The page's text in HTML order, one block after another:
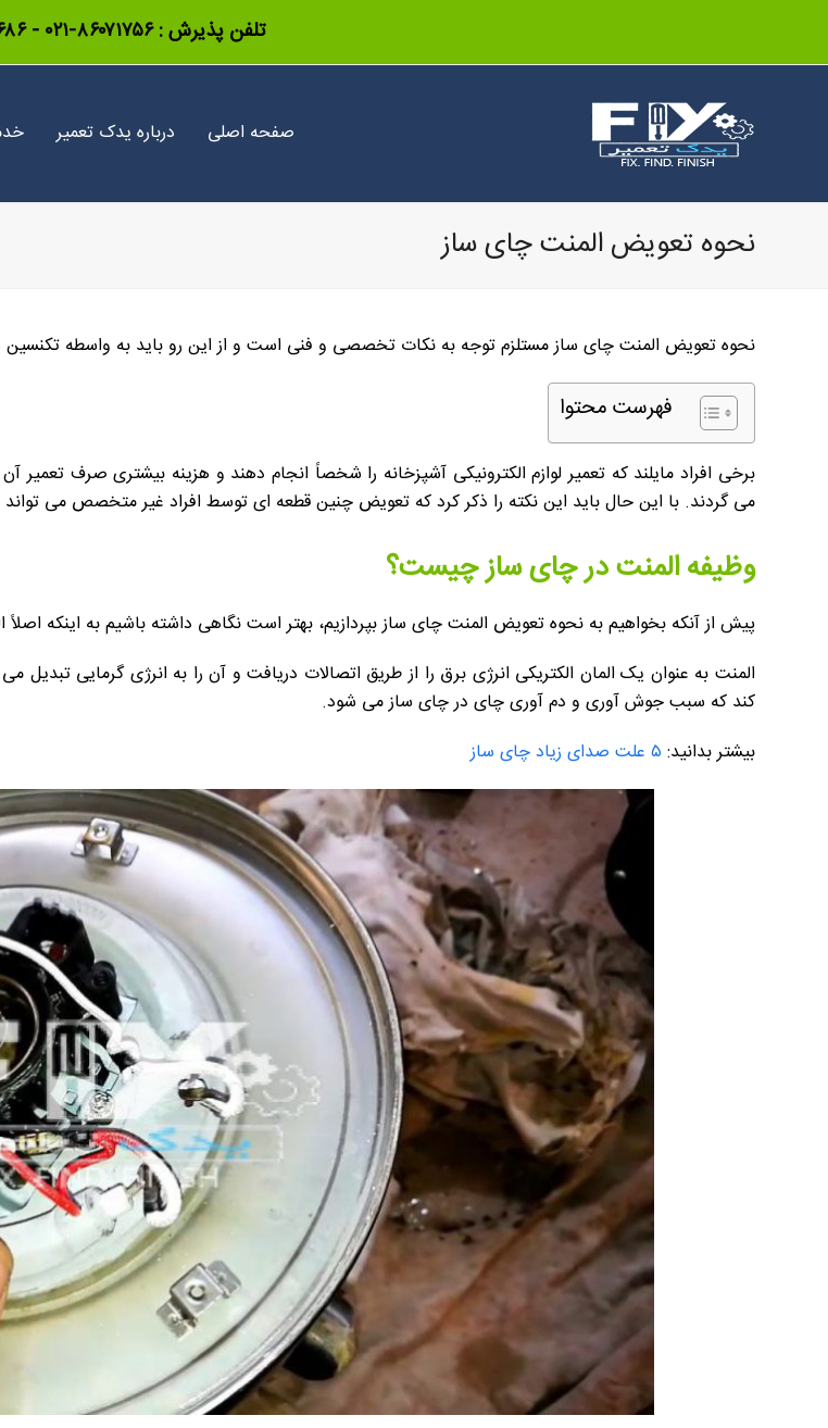
تلفن پذیرش :۸۶۰۷۱۷۵۶-۰۲۱ -
صفحه اصلی درباره یدک تعمیر
نحوه تعویض المنت چای ساز
نحوه تعویض المنت چای ساز مستلزم توجه به نکات تخصصی و فنی است و از این رو باید به واسطه تکنسین
فهرست محتوا
برخی افراد مایلند که تعمیر لوازم الکترونیکی آشپزخانه را شخصاً انجام دهند و هزینه بیشتری صرف
می گردند. با این حال باید این نکته را ذکر کرد که تعویض چنین قطعه ای توسط افراد غیر متخصص می
وظیفه المنت در چای ساز چیست؟
پیش از آنکه بخواهیم به نحوه تعویض المنت چای ساز بپردازیم، بهتر است نگاهی داشته باشیم به اینکه
المنت به عنوان یک المان الکتریکی انرژی برق را از طریق اتصالات دریافت و آن را به انرژی گرمایی
کند که سبب جوش آوری و دم آوری چای در چای ساز می شود.
بیشتر بدانید: ۵ علت صدای زیاد چای ساز